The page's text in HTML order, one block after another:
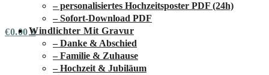
€0.00 0
– personalisiertes Hochzeitsposter PDF (24h)
– Sofort-Download PDF
Windlichter Mit Gravur
– Danke & Abschied
– Familie & Zuhause
– Hochzeit & Jubiläum